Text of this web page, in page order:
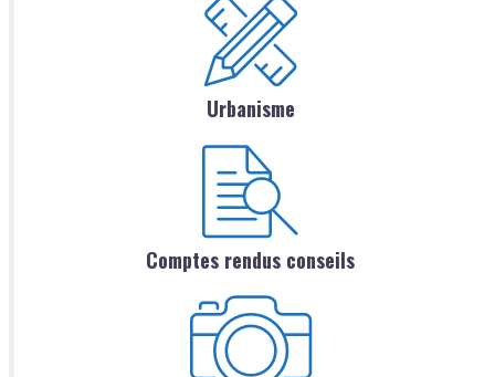
Urbanisme
Comptes rendus conseils